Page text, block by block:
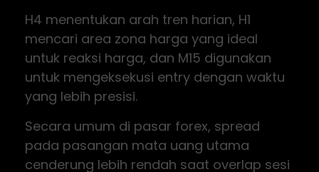
H4 menentukan arah tren harian, H1
mencari area zona harga yang ideal
untuk reaksi harga, dan M15 digunakan
untuk mengeksekusi entry dengan waktu
yang lebih presisi.
Secara umum di pasar forex, spread
pada pasangan mata uang utama
cenderung lebih rendah saat overlap sesi